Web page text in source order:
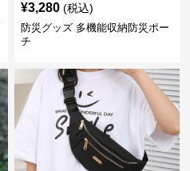
¥3,280 (税込)
防災グッズ 多機能収納防災ポー
チ